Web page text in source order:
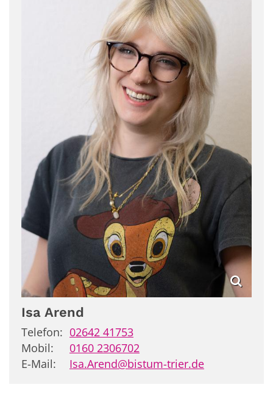
Isa Arend
Telefon: 02642 41753
Mobil:
0160 2306702
E-Mail:
Isa.Arend@bistum-trier.de